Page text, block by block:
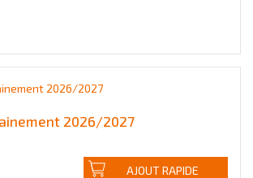
2026/2027
AJOUT RAPIDE